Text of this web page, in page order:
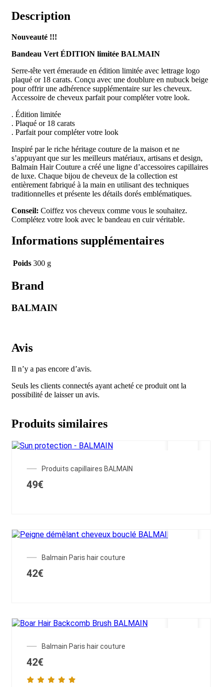
Description
Nouveauté !!!
Bandeau Vert ÉDITION limitée BALMAIN
Serre-tête vert émeraude en édition limitée avec lettrage logo
plaqué or 18 carats. Conçu avec une doublure en nubuck beige
pour offrir une adhérence supplémentaire sur les cheveux.
Accessoire de cheveux parfait pour compléter votre look.
. Édition limitée
. Plaqué or 18 carats
. Parfait pour compléter votre look
Inspiré par le riche héritage couture de la maison et ne
s’appuyant que sur les meilleurs matériaux, artisans et design,
Balmain Hair Couture a créé une ligne d’accessoires capillaires
de luxe. Chaque bijou de cheveux de la collection est
entièrement fabriqué à la main en utilisant des techniques
traditionnelles et présente les détails dorés emblématiques.
Conseil: Coiffez vos cheveux comme vous le souhaitez.
Complétez votre look avec le bandeau en cuir véritable.
Informations supplémentaires
Poids 300 g
Brand
BALMAIN
Avis
Il n’y a pas encore d’avis.
Seuls les clients connectés ayant acheté ce produit ont la
possibilité de laisser un avis.
Produits similaires
Produits capillaires BALMAIN
49€
Balmain Paris hair couture
42€
Balmain Paris hair couture
42€